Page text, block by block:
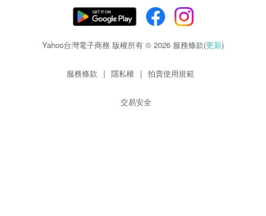
Yahoo台灣電子商務 版權所有 © 2026 服務條款(更新)
服務條款 | 隱私權 | 拍賣使用規範
交易安全